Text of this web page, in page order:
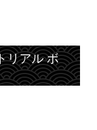
リアル ボ